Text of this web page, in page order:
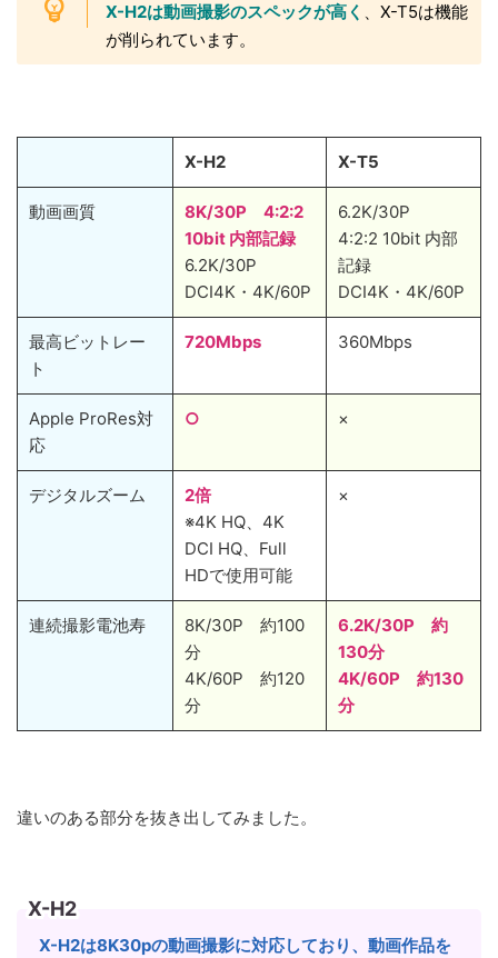
X-H2は動画撮影のスペックが高く 、X-T5は機能
が削られています。
X-H2 X-T5
動画画質
8K/30P 4:2:2
10bit 内部記録
6.2K/30P
DCI4K・4K/60P
6.2K/30P
4:2:2 10bit 内部
記録
DCI4K・4K/60P
最高ビットレー
ト
720Mbps 360Mbps
Apple ProRes対
応
○ ×
デジタルズーム
2倍
※4K HQ、4K
DCI HQ、Full
HDで使用可能
×
連続撮影電池寿
8K/30P 約100
分
4K/60P 約120
分
6.2K/30P 約
130分
4K/60P 約130
分
違いのある部分を抜き出してみました。
X-H2
X-H2は8K30pの動画撮影に対応しており、動画作品を